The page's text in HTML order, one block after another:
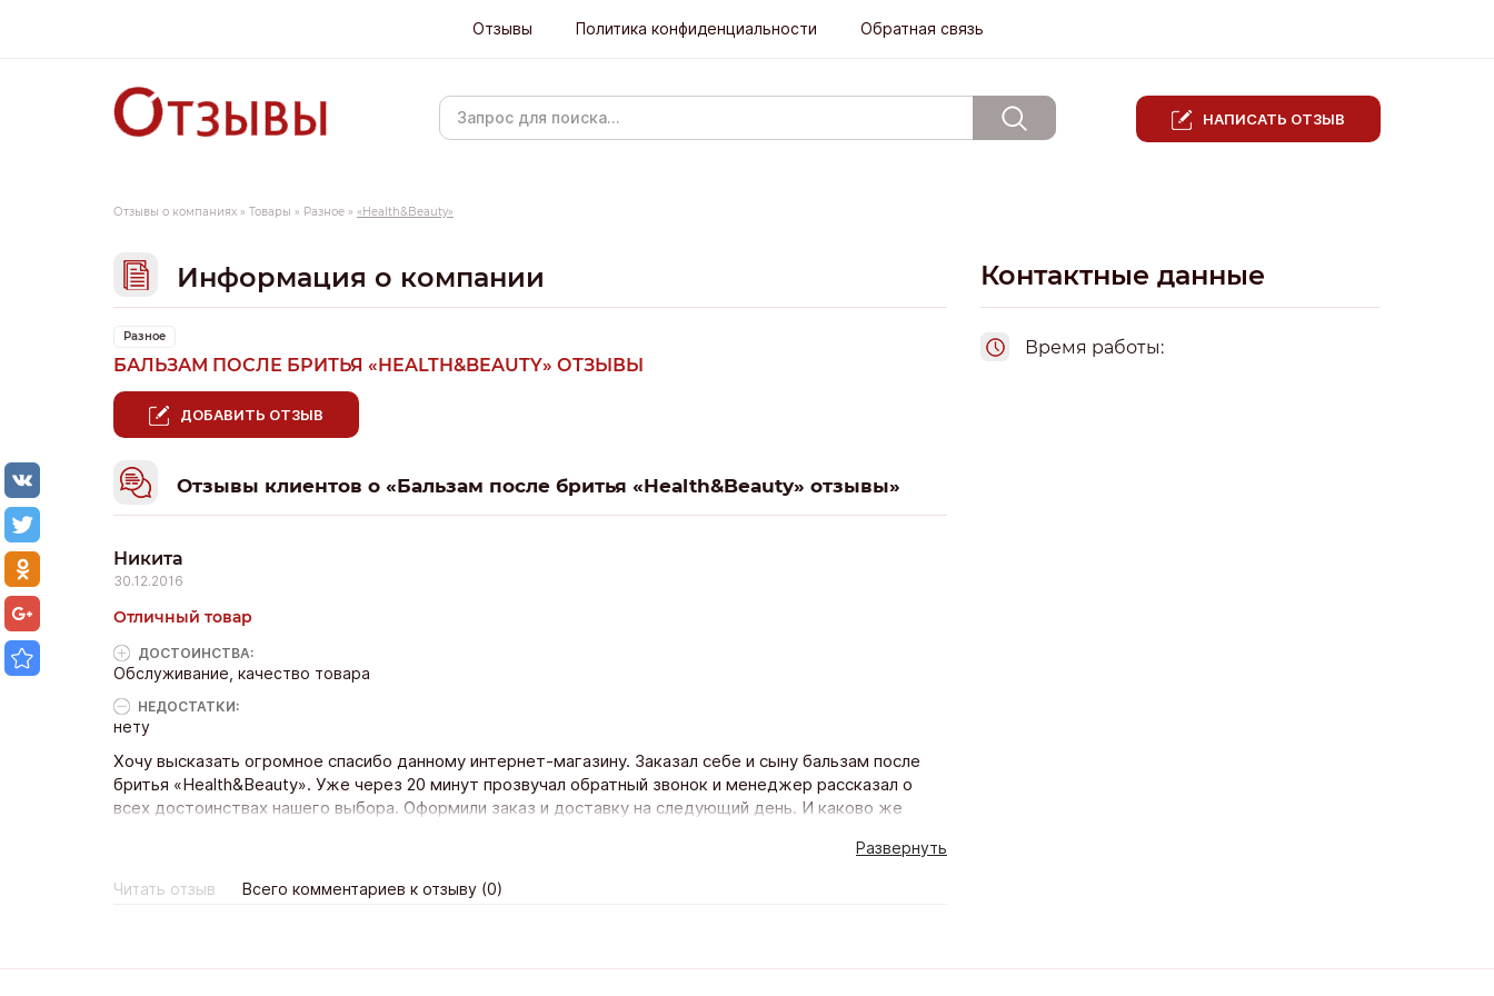
Отзывы Политика конфиденциальности Обратная связь
НАПИСАТЬ ОТЗЫВ
Отзывы о компаниях » Товары » Разное » «Health&Beauty»
Информация о компании
Разное
БАЛЬЗАМ ПОСЛЕ БРИТЬЯ «HEALTH&BEAUTY» ОТЗЫВЫ
ДОБАВИТЬ ОТЗЫВ
Отзывы клиентов о «Бальзам после бритья «Health&Beauty» отзывы»
Никита
30.12.2016
Отличный товар
ДОСТОИНCТВА:
Обслуживание, качество товара
НЕДОСТАТКИ:
нету
Хочу высказать огромное спасибо данному интернет-магазину. Заказал себе и сыну бальзам после
бритья «Health&Beauty». Уже через 20 минут прозвучал обратный звонок и менеджер рассказал о
всех достоинствах нашего выбора. Оформили заказ и доставку на следующий день. И каково же
- очень приятно. Вот уже почти 10 дней пользуюсь обновкой и моя кожа не воспаляется как было
раньше. Огромное спасибо.
Развернуть
Читать отзыв Всего комментариев к отзыву (0)
Контактные данные
Время работы: